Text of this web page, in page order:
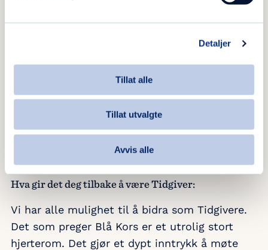
Detaljer
Tillat alle
Tillat utvalgte
Avvis alle
Nå før jul var jeg med under julemarkedet til
Barnas Stasjon hvor jeg stekte lapper.
Jeg arbeider som kokk og driver restauranter.
Hva gir det deg tilbake å være Tidgiver:
Vi har alle mulighet til å bidra som Tidgivere.
Det som preger Blå Kors er et utrolig stort
hjerterom. Det gjør et dypt inntrykk å møte